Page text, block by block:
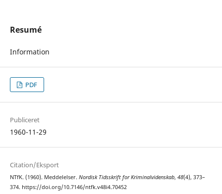
Resumé
Information
PDF
Publiceret
1960-11-29
Citation/Eksport
NTfK. (1960). Meddelelser. Nordisk Tidsskrift for Kriminalvidenskab, 48(4), 373–
374. https://doi.org/10.7146/ntfk.v48i4.70452